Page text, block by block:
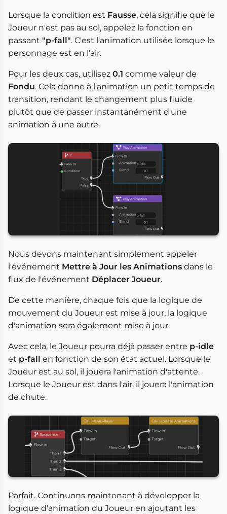
Lorsque la condition est Fausse, cela signifie que le
Joueur n'est pas au sol, appelez la fonction en
passant "p-fall". C'est l'animation utilisée lorsque le
personnage est en l'air.
Pour les deux cas, utilisez 0.1 comme valeur de
Fondu. Cela donne à l'animation un petit temps de
transition, rendant le changement plus fluide
plutôt que de passer instantanément d'une
animation à une autre.
Nous devons maintenant simplement appeler
l'événement Mettre à Jour les Animations dans le
flux de l'événement Déplacer Joueur.
De cette manière, chaque fois que la logique de
mouvement du Joueur est mise à jour, la logique
d'animation sera également mise à jour.
Avec cela, le Joueur pourra déjà passer entre p-idle
et p-fall en fonction de son état actuel. Lorsque le
Joueur est au sol, il jouera l'animation d'attente.
Lorsque le Joueur est dans l'air, il jouera l'animation
de chute.
Parfait. Continuons maintenant à développer la
logique d'animation du Joueur en ajoutant les